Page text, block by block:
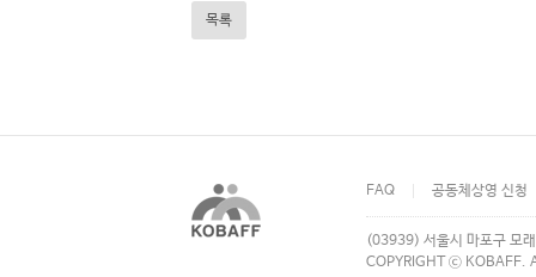
목록
FAQ 공동체상영 신청
(03939) 서울시 마포구 모
COPYRIGHT ⓒ KOBAFF.